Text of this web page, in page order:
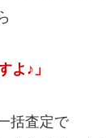
よ♪」
括査定で